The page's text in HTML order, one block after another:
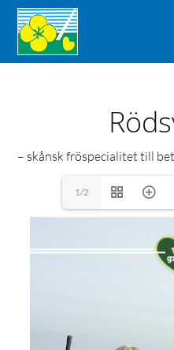
– skånsk fröspecialitet till
1/2